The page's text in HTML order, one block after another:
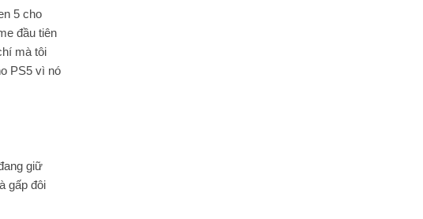
5 cho
đầu tiên
mà tôi
PS5 vì nó
giữ
gấp đôi